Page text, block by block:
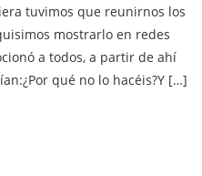
tuvimos que reunirnos los
mostrarlo en redes
a todos, a partir de ahí
qué no lo hacéis?Y […]